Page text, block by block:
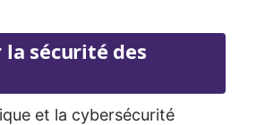
sécurité des
et la cybersécurité